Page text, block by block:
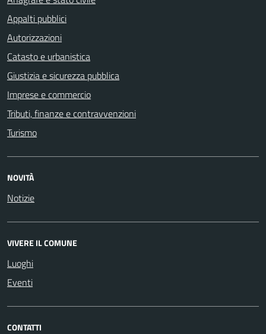
Appalti pubblici
Autorizzazioni
Catasto e urbanistica
Giustizia e sicurezza pubblica
Imprese e commercio
Tributi, finanze e contravvenzioni
Turismo
NOVITÀ
Notizie
VIVERE IL COMUNE
Luoghi
Eventi
CONTATTI